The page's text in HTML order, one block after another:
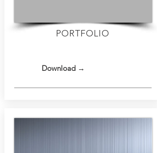
PORTFOLIO
Download →